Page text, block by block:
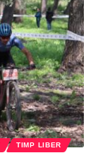
TIMP LIBER